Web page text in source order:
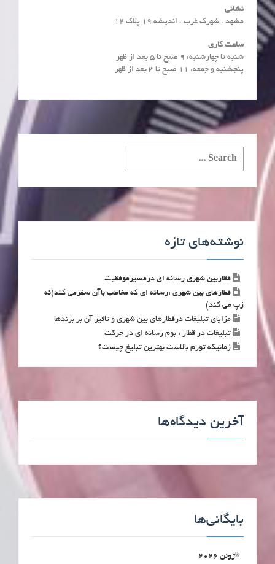
نشانی
مشهد ، شهرک غرب ، اندیشه 19 پلاک 12
ساعت کاری
شنبه تا چهارشنبه: ۹ صبح تا ۵ بعد از ظهر
پنجشنبه و جمعه: ۱۱ صبح تا ۳ بعد از ظهر
Search
نوشته‌های تازه
قظاربین شهری رسانه ای درمسیرموفقیت
قطارهای بین شهری :رسانه ای که مخاطب باآن سفرمی کند(نه
زپ می کند)
مزایای تبلیغات درقطارهای بین شهری و تاثیر آن بر برندها
تبلیغات در قطار : بوم رسانه ای در حرکت
زمانیکه تورم بالاست بهترین تبلیغ چیست؟
آخرین دیدگاه‌ها
بایگانی‌ها
ژوئن 2026